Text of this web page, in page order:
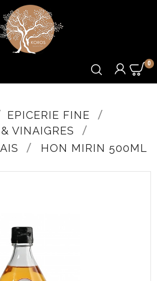
0
EPICERIE FINE
VINAIGRES
HON MIRIN 500ML